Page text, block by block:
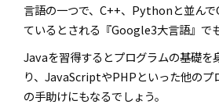
言語の一つで、C++、Pythonと並ん
ているとされる『Google3大言語』で
Javaを習得するとプログラムの基礎を
り、JavaScriptやPHPといった他のプ
の手助けにもなるでしょう。